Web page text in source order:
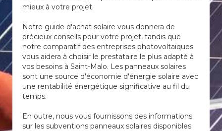
mieux à votre projet.
Notre guide d'achat solaire vous donnera de
précieux conseils pour votre projet, tandis que
notre comparatif des entreprises photovoltaïques
vous aidera à choisir le prestataire le plus adapté à
vos besoins à Saint-Malo. Les panneaux solaires
sont une source d'économie d'énergie solaire avec
une rentabilité énergétique significative au fil du
temps.
En outre, nous vous fournissons des informations
sur les subventions panneaux solaires disponibles